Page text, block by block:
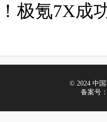
极氪7X成
© 2024 中国
备案号